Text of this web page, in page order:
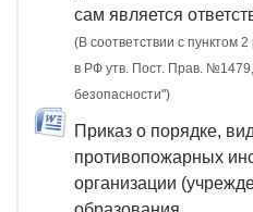
сам является
(В соответствии с пунктом
в РФ утв. Пост. Прав.
безопасности")
Приказ о порядке,
противопожарных
организации